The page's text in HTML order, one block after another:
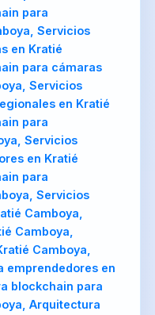
para
Servicios
en Kratié
para cámaras
Servicios
en Kratié
para
Servicios
en Kratié
para
Servicios
Camboya,
Camboya,
Camboya,
emprendedores en
blockchain para
Arquitectura